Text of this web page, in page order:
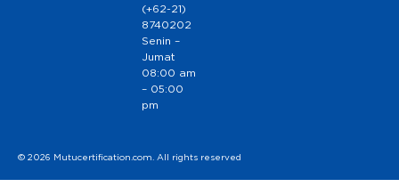
(+62-21)
8740202
Senin –
Jumat
08:00 am
– 05:00
pm
© 2026 Mutucertification.com. All rights reserved